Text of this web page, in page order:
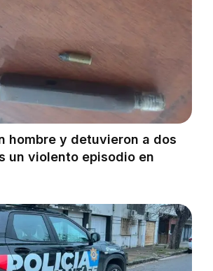
hombre y detuvieron a dos
un violento episodio en